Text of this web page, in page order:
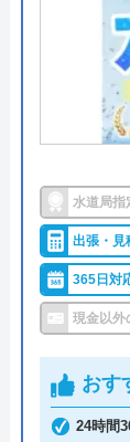
※クチコミの
エア
談に
り依
●累計実績
●保証・
クリー
クリーン
休日・深
ています。
指定給水
請けに依
水道局指
出張・見
365日対
現金以外
おす
24時間